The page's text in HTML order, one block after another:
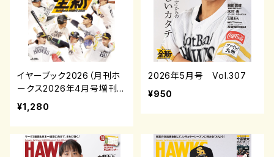
イヤーブック2026（月刊ホ
ークス2026年4月号増刊）
¥1,280
2026年5月号 Vol.307
¥950